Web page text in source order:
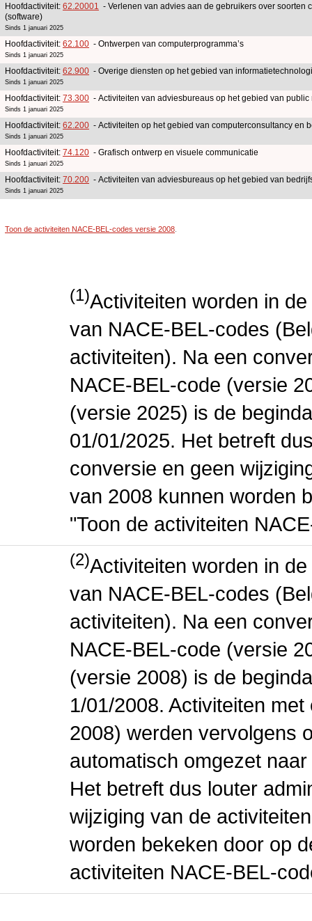
Hoofdactiviteit: 62.20001 - Verlenen van advies aan de gebruikers over
(software)
Sinds 1 januari 2025
Hoofdactiviteit: 62.100 - Ontwerpen van computerprogramma’s
Sinds 1 januari 2025
Hoofdactiviteit: 62.900 - Overige diensten op het gebied van
Sinds 1 januari 2025
Hoofdactiviteit: 73.300 - Activiteiten van adviesbureaus op het gebied van
Sinds 1 januari 2025
Hoofdactiviteit: 62.200 - Activiteiten op het gebied van computerconsultancy en
Sinds 1 januari 2025
Hoofdactiviteit: 74.120 - Grafisch ontwerp en visuele communicatie
Sinds 1 januari 2025
Hoofdactiviteit: 70.200 - Activiteiten van adviesbureaus op het gebied van
Sinds 1 januari 2025
Toon de activiteiten NACE-BEL-codes versie 2008
(1)Activiteiten worden in
van NACE-BEL-codes
activiteiten). Na een
NACE-BEL-code (versie
(versie 2025) is de
01/01/2025. Het betreft
conversie en geen
van 2008 kunnen worden
"Toon de activiteiten
(2)Activiteiten worden in
van NACE-BEL-codes
activiteiten). Na een
NACE-BEL-code (versie
(versie 2008) is de
1/01/2008. Activiteiten
2008) werden vervolgens
automatisch omgezet
Het betreft dus louter
wijziging van de
worden bekeken door op
activiteiten NACE-BEL-